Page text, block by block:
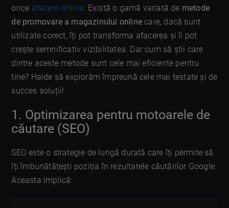
orice afacere online. Există o gamă variată de metode
de promovare a magazinului online care, dacă sunt
utilizate corect, îți pot transforma afacerea și îi pot
crește semnificativ vizibilitatea. Dar cum să știi care
dintre aceste metode sunt cele mai eficiente pentru
tine? Haide să explorăm împreună cele mai testate și de
succes soluții!
1. Optimizarea pentru motoarele de
căutare (SEO)
SEO este o strategie de lungă durată care îți permite să
îți îmbunătățești poziția în rezultatele căutărilor Google.
Aceasta implică: